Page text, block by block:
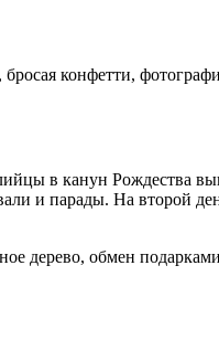
конфетти,
в канун Рождества
и парады. На второй
дерево, обмен